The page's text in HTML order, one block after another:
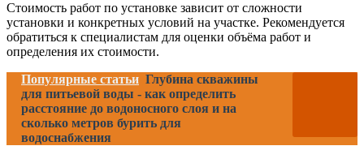
Стоимость работ по установке зависит от сложности
установки и конкретных условий на участке. Рекомендуется
обратиться к специалистам для оценки объёма работ и
определения их стоимости.
Популярные статьи Глубина скважины
для питьевой воды - как определить
расстояние до водоносного слоя и на
сколько метров бурить для
водоснабжения